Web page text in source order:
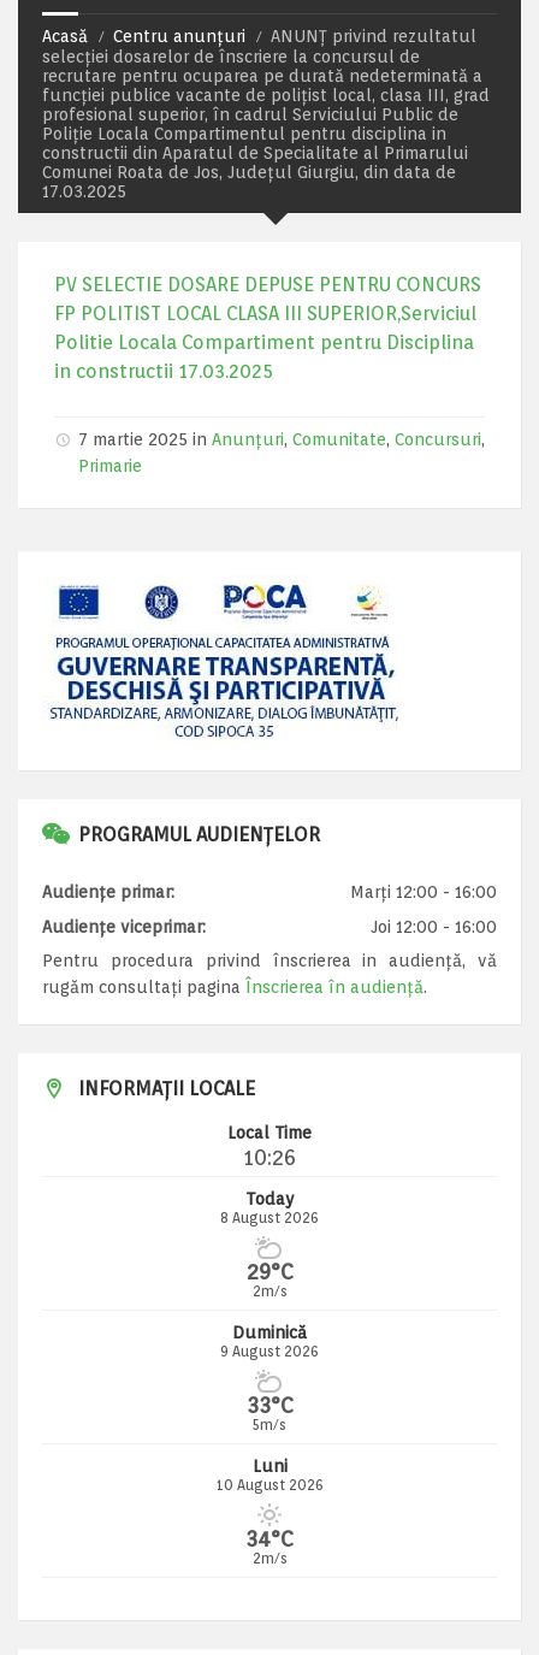
Acasă Centru anunțuri
ANUNȚ privind rezultatul
selecției dosarelor de înscriere la concursul de
recrutare pentru ocuparea pe durată nedeterminată a
funcției publice vacante de polițist local, clasa III, grad
profesional superior, în cadrul Serviciului Public de
Poliție Locala Compartimentul pentru disciplina in
constructii din Aparatul de Specialitate al Primarului
Comunei Roata de Jos, Județul Giurgiu, din data de
17.03.2025
PV SELECTIE DOSARE DEPUSE PENTRU CONCURS
FP POLITIST LOCAL CLASA III SUPERIOR,Serviciul
Politie Locala Compartiment pentru Disciplina
in constructii 17.03.2025
7 martie 2025 in Anunțuri, Comunitate, Concursuri,
Primarie
PROGRAMUL AUDIENȚELOR
Audiențe primar:
Marți 12:00 - 16:00
Audiențe viceprimar:
Joi 12:00 - 16:00
Pentru procedura privind înscrierea in audiență, vă
rugăm consultați pagina Înscrierea în audiență.
INFORMAȚII LOCALE
Local Time
10:26
Today
8 August 2026
29°C
2m/s
Duminică
9 August 2026
33°C
5m/s
Luni
10 August 2026
34°C
2m/s